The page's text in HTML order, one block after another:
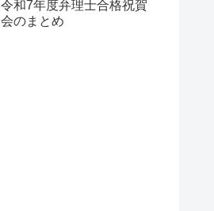
令和7年度弁理士合格祝賀
会のまとめ